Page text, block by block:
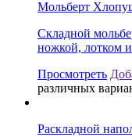
Мольберт
Складной
ножкой, лотком
Просмотреть
различных
Раскладной